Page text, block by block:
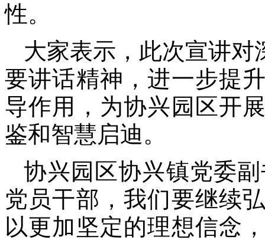
性。
大家表示，此次宣讲对
要讲话精神，进一步提
导作用，为协兴园区开
鉴和智慧启迪。
协兴园区协兴镇党委
党员干部，我们要继续
以更加坚定的理想信念